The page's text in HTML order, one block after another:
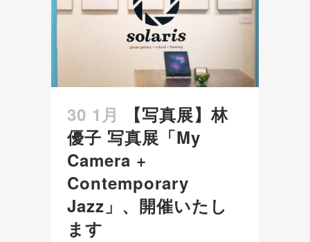
30 1月
【写真展】林
優子 写真展「My
Camera +
Contemporary
Jazz」、開催いたし
ます